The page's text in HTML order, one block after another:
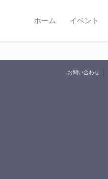
ホーム イベント
お問い合わせ